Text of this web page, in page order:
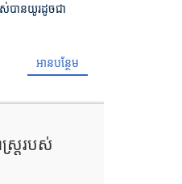
ស់បានយូរដូចជា
អានបន្ថែម
រ្តរបស់